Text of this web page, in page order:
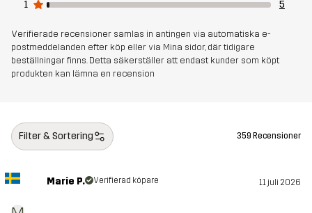
Vikt 641g i storlek M
Skapad för VANDRING
KLÄTTRING & BERGSBESTIGNING
ALL-ROUND
1
5
Verifierade recensioner samlas in antingen via automatiska e-
postmeddelanden efter köp eller via Mina sidor, där tidigare
beställningar finns. Detta säkerställer att endast kunder som köpt
produkten kan lämna en recension
Filter & Sortering 359 Recensioner
Marie P. Verifierad köpare 11 juli 2026